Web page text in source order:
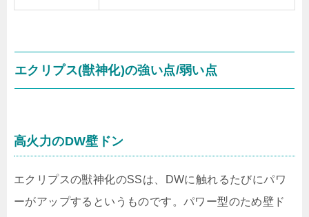
エクリプス(獣神化)の強い点/弱い点
高火力のDW壁ドン
エクリプスの獣神化のSSは、DWに触れるたびにパワ
ーがアップするというものです。パワー型のため壁ド